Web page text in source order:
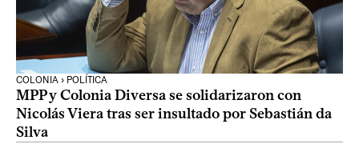
COLONIA › POLÍTICA
MPP y Colonia Diversa se solidarizaron con
Nicolás Viera tras ser insultado por Sebastián da
Silva